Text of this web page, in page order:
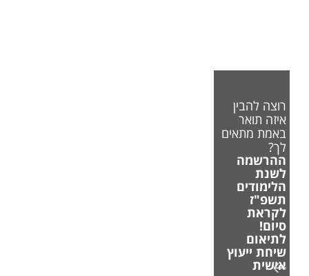
רוצה להבין
איזה תואר
באמת מתאים
לך?
ההרשמה
לשנת
הלימודים
תשפ"ז
לקראת
סיום!
לתיאום
שיחת ייעוץ
אישית